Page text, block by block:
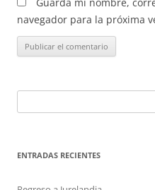
navegador para la próxima
ENTRADAS RECIENTES